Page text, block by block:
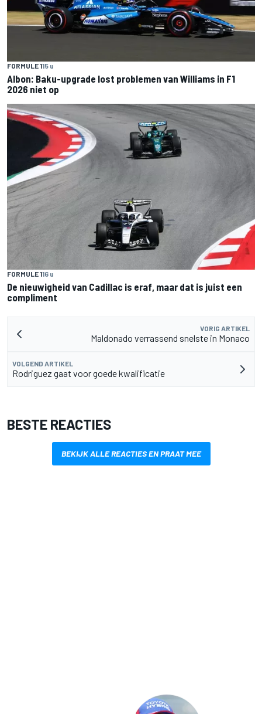
FORMULE 115 u
Albon: Baku-upgrade lost problemen van Williams in F1
2026 niet op
FORMULE 116 u
De nieuwigheid van Cadillac is eraf, maar dat is juist een
compliment
VORIG ARTIKEL
Maldonado verrassend snelste in Monaco
VOLGEND ARTIKEL
Rodriguez gaat voor goede kwalificatie
BESTE REACTIES
BEKIJK ALLE REACTIES EN PRAAT MEE